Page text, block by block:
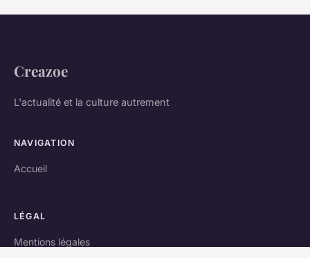
Creazoe
L'actualité et la culture autrement
NAVIGATION
Accueil
LÉGAL
Mentions légales